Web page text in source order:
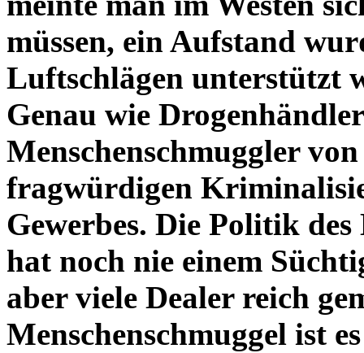
müssen, ein Aufstand
Luftschlägen unterstützt
Genau wie
Menschenschmuggler
fragwürdigen
Gewerbes. Die Politik
hat noch nie einem
aber viele Dealer reich
Menschenschmuggel ist